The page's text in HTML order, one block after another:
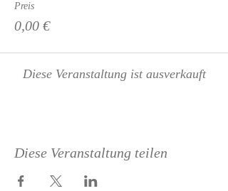
Preis
0,00 €
Diese Veranstaltung ist ausverkauft
Diese Veranstaltung teilen